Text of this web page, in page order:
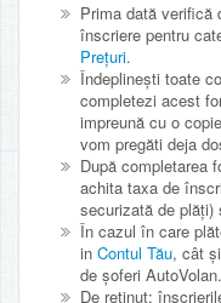
Prima dată verifică
înscriere pentru
Prețuri.
Îndeplinești toate
completezi acest
impreună cu o
vom pregăti deja
După completarea
achita taxa de
securizată de plăți)
În cazul în care
in Contul Tău, cât
de șoferi AutoVolan.
De reținut: